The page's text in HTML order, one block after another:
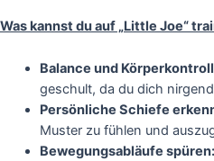
Was kannst du auf „Little Joe“
Balance und
geschult, da du dich
Persönliche Schiefe
Muster zu fühlen und
Bewegungsabläufe spüren: